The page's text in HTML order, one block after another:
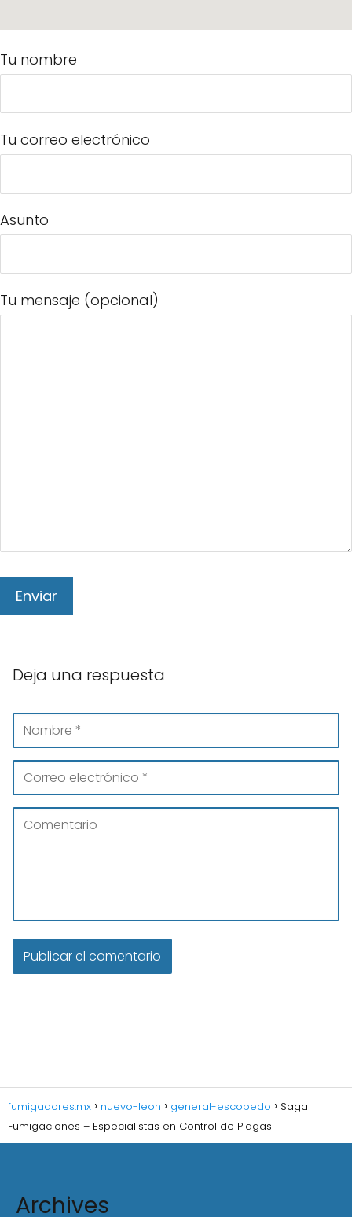
Tu nombre
Tu correo electrónico
Asunto
Tu mensaje (opcional)
Deja una respuesta
fumigadores.mx nuevo-leon general-escobedo
Saga
Fumigaciones – Especialistas en Control de Plagas
Archives